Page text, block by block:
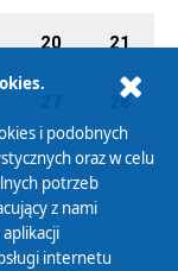
20 21
28
04 05
i podobnych
oraz w celu
potrzeb
z nami
internetu